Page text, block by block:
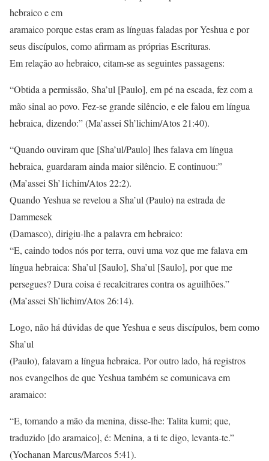
hebraico e em
aramaico porque estas eram as línguas faladas por Yeshua e por
seus discípulos, como afirmam as próprias Escrituras.
Em relação ao hebraico, citam-se as seguintes passagens:
“Obtida a permissão, Sha’ul [Paulo], em pé na escada, fez com a
mão sinal ao povo. Fez-se grande silêncio, e ele falou em língua
hebraica, dizendo:” (Ma’assei Sh’lichim/Atos 21:40).
“Quando ouviram que [Sha’ul/Paulo] lhes falava em língua
hebraica, guardaram ainda maior silêncio. E continuou:”
(Ma’assei Sh’1ichim/Atos 22:2).
Quando Yeshua se revelou a Sha’ul (Paulo) na estrada de
Dammesek
(Damasco), dirigiu-lhe a palavra em hebraico:
“E, caindo todos nós por terra, ouvi uma voz que me falava em
língua hebraica: Sha’ul [Saulo], Sha’ul [Saulo], por que me
persegues? Dura coisa é recalcitrares contra os aguilhões.”
(Ma’assei Sh’lichim/Atos 26:14).
Logo, não há dúvidas de que Yeshua e seus discípulos, bem como
Sha’ul
(Paulo), falavam a língua hebraica. Por outro lado, há registros
nos evangelhos de que Yeshua também se comunicava em
aramaico:
“E, tomando a mão da menina, disse-lhe: Talita kumi; que,
traduzido [do aramaico], é: Menina, a ti te digo, levanta-te.”
(Yochanan Marcus/Marcos 5:41).